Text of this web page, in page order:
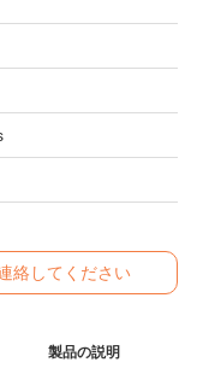
絡してください
製品の説明